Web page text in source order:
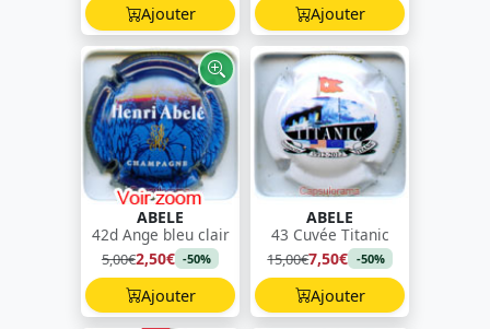
Ajouter Ajouter
ABELE
42d Ange bleu clair
5,00€2,50€ -50%
Ajouter
ABELE
43 Cuvée Titanic
15,00€7,50€ -50%
Ajouter